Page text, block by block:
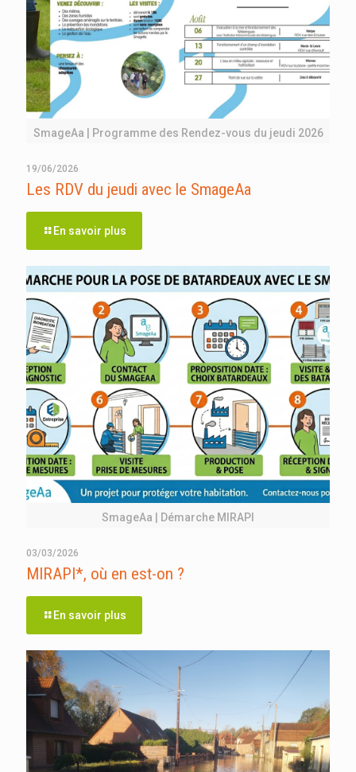
SmageAa | Programme des Rendez-vous du jeudi 2026
19/06/2026
Les RDV du jeudi avec le SmageAa
En savoir plus
SmageAa | Démarche MIRAPI
03/03/2026
MIRAPI*, où en est-on ?
En savoir plus